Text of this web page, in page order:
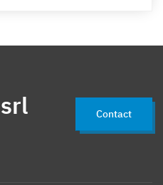
Contact